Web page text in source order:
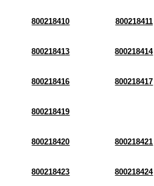
800218410 800218411
800218413 800218414
800218416 800218417
800218419
800218420 800218421
800218423 800218424